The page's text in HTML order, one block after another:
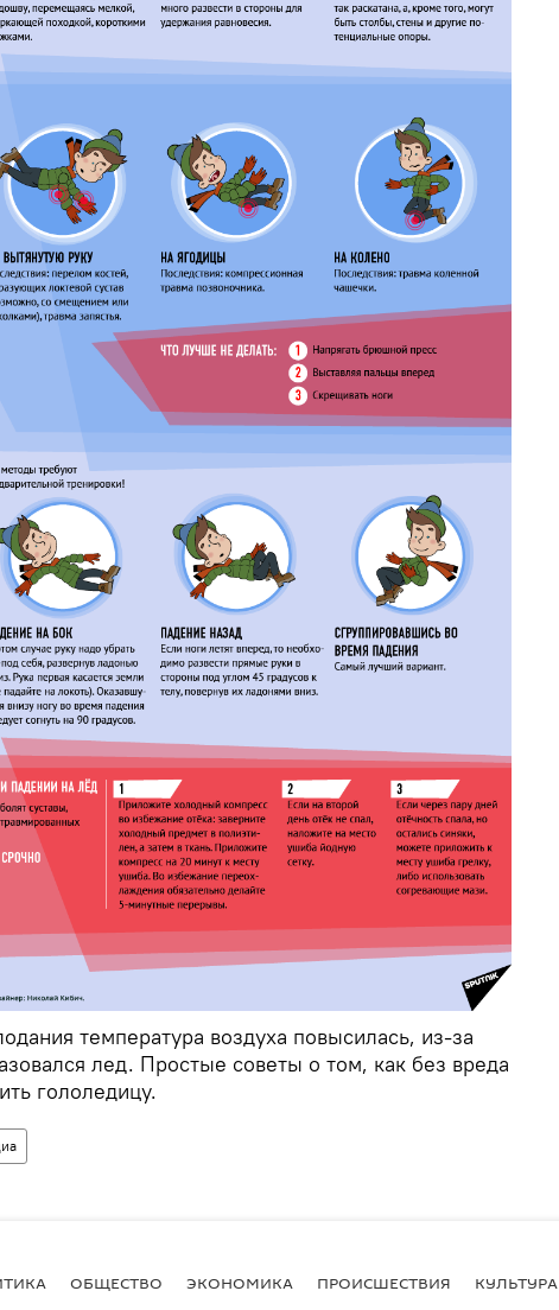
температура воздуха повысилась, из-за
лед. Простые советы о том, как без вреда
гололедицу.
ОБЩЕСТВО ЭКОНОМИКА ПРОИСШЕСТВИЯ КУЛЬТУРА